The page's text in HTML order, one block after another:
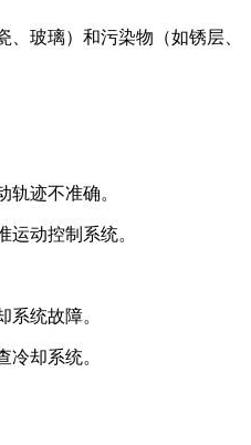
玻璃）和污染物（如锈层、
轨迹不准确。
运动控制系统。
系统故障。
冷却系统。